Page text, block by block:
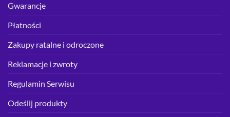
Gwarancje
Płatności
Zakupy ratalne i odroczone
Reklamacje i zwroty
Regulamin Serwisu
Odeślij produkty